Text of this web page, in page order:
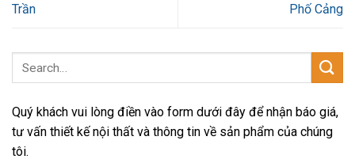
Trần
Phố Cảng
Quý khách vui lòng điền vào form dưới đây để nhận báo giá,
tư vấn thiết kế nội thất và thông tin về sản phẩm của chúng
tôi.